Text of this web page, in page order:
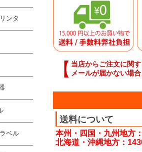
ンタ
ベル
【 当店からご注文に関
メールが届かない場合
送料について
本州・四国・九州地方
北海道・沖縄地方：